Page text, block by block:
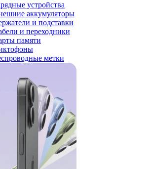
устройства
аккумуляторы
и подставки
и переходники
памяти
метки